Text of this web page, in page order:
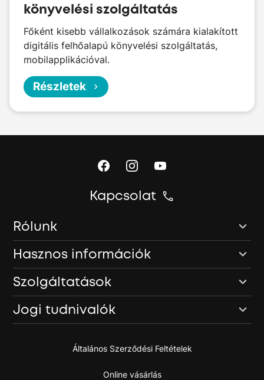
könyvelési szolgáltatás
Főként kisebb vállalkozások számára kialakított
digitális felhőalapú könyvelési szolgáltatás,
mobilapplikációval.
Részletek
Kapcsolat
Rólunk
Hasznos információk
Szolgáltatások
Jogi tudnivalók
Általános Szerződési Feltételek
Online vásárlás